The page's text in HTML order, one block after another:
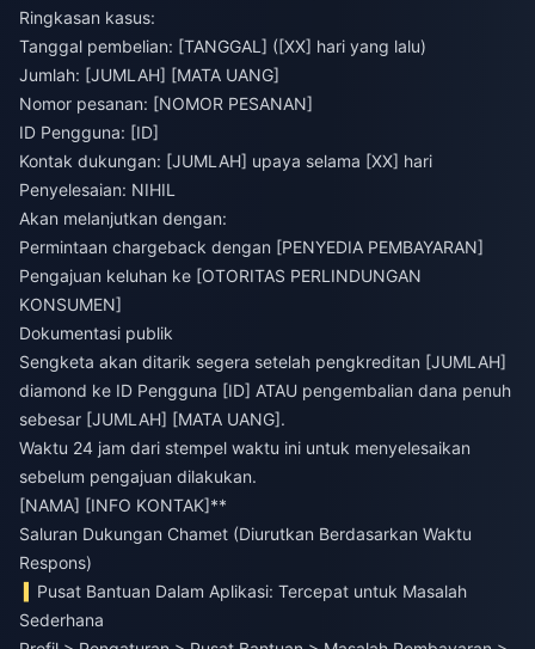
Ringkasan kasus:
Tanggal pembelian: [TANGGAL] ([XX] hari yang lalu)
Jumlah: [JUMLAH] [MATA UANG]
Nomor pesanan: [NOMOR PESANAN]
ID Pengguna: [ID]
Kontak dukungan: [JUMLAH] upaya selama [XX] hari
Penyelesaian: NIHIL
Akan melanjutkan dengan:
Permintaan chargeback dengan [PENYEDIA PEMBAYARAN]
Pengajuan keluhan ke [OTORITAS PERLINDUNGAN
KONSUMEN]
Dokumentasi publik
Sengketa akan ditarik segera setelah pengkreditan [JUMLAH]
diamond ke ID Pengguna [ID] ATAU pengembalian dana penuh
sebesar [JUMLAH] [MATA UANG].
Waktu 24 jam dari stempel waktu ini untuk menyelesaikan
sebelum pengajuan dilakukan.
[NAMA] [INFO KONTAK]**
Saluran Dukungan Chamet (Diurutkan Berdasarkan Waktu
Respons)
Pusat Bantuan Dalam Aplikasi: Tercepat untuk Masalah
Sederhana